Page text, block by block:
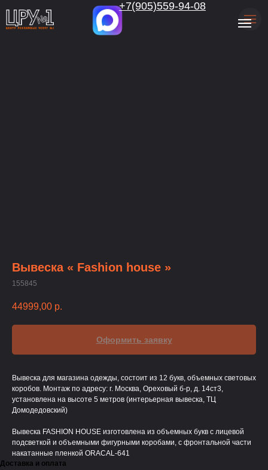
+7(905)559-94-08
Вывеска « Fashion house »
155845
44999,00 р.
Оформить заявку
Вывеска для магазина одежды, состоит из 12 букв, объемных световых
коробов. Монтаж по адресу: г. Москва, Ореховый б-р, д. 14ст3,
установлена на высоте 5 метров (интерьерная вывеска, ТЦ
Домодедовский)
Вывеска FASHION HOUSE изготовлена из объемных букв с лицевой
подсветкой и объемными фигурными коробами, с фронтальной части
накатанные пленкой ORACAL-641
Доставка и оплата